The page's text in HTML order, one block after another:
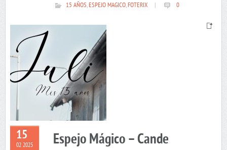
15 AÑOS,ESPEJO MAGICO,FOTERIX 0
15
02 2025 Espejo Mágico – Cande